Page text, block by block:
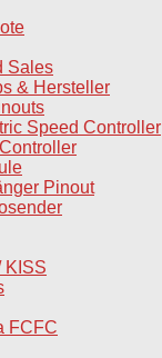
Sales
& Hersteller
Speed Controller
Pinout
KISS
FCFC